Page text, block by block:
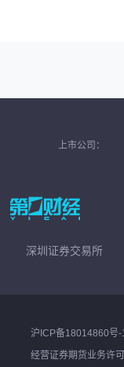
上市公司：
深圳证券交易所
沪ICP备18014860号-
经营证券期货业务许